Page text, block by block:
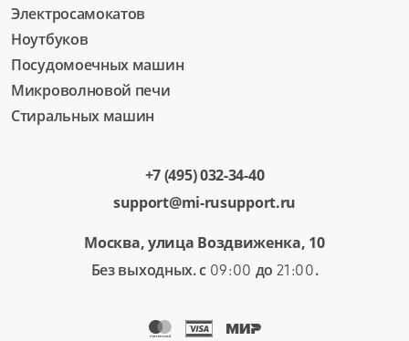
Электросамокатов
Ноутбуков
Посудомоечных машин
Микроволновой печи
Стиральных машин
+7 (495) 032-34-40
support@mi-rusupport.ru
Москва, улица Воздвиженка, 10
Без выходных. с 09:00 до 21:00.